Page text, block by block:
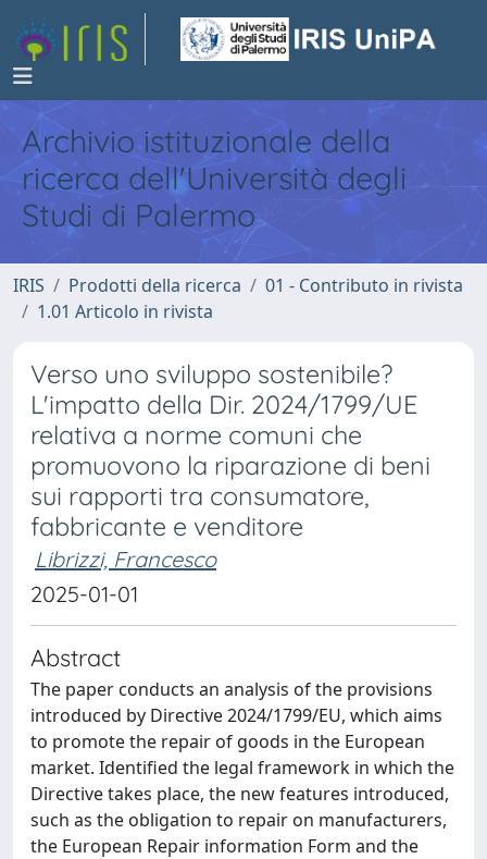
Archivio istituzionale della
ricerca dell'Università degli
Studi di Palermo
IRIS Prodotti della ricerca
01 - Contributo in rivista
1.01 Articolo in rivista
Verso uno sviluppo sostenibile?
L'impatto della Dir. 2024/1799/UE
relativa a norme comuni che
promuovono la riparazione di beni
sui rapporti tra consumatore,
fabbricante e venditore
Librizzi, Francesco
2025-01-01
Abstract
The paper conducts an analysis of the provisions
introduced by Directive 2024/1799/EU, which aims
to promote the repair of goods in the European
market. Identified the legal framework in which the
Directive takes place, the new features introduced,
such as the obligation to repair on manufacturers,
the European Repair information Form and the